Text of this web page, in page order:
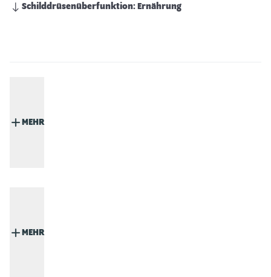
Schilddrüsenüberfunktion: Ernährung
MEHR
MEHR